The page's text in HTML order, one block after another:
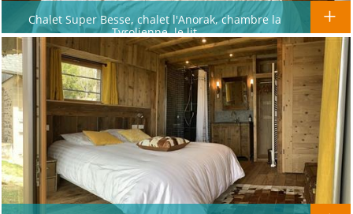
Chalet Super Besse, chalet l'Anorak, chambre la
Tyrolienne, le lit